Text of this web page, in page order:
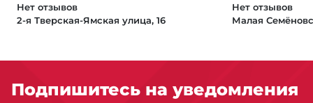
Нет отзывов
2-я Тверская-Ямская улица, 16
Нет отзывов
Малая
Подпишитесь на уведомления